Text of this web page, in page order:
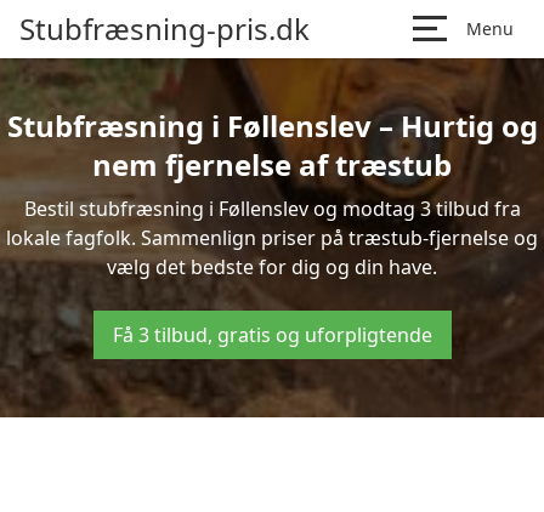
Stubfræsning-pris.dk Menu
Stubfræsning i Føllenslev – Hurtig og
nem fjernelse af træstub
Bestil stubfræsning i Føllenslev og modtag 3 tilbud fra
lokale fagfolk. Sammenlign priser på træstub-fjernelse og
vælg det bedste for dig og din have.
Få 3 tilbud, gratis og uforpligtende